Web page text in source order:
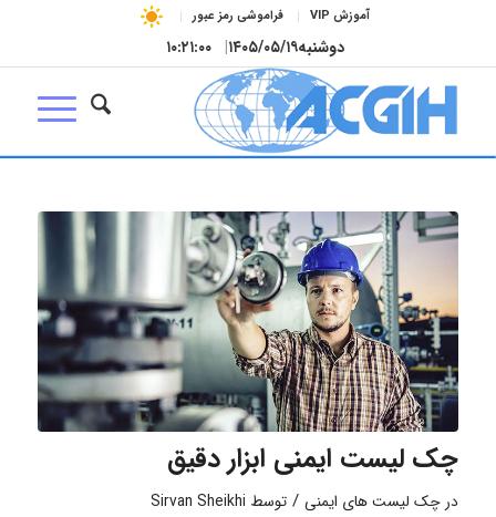
آموزش VIP فراموشی رمز عبور
دوشنبه۱۴۰۵/۰۵/۱۹| ۱۰:۲۱:۰۱
چک لیست ایمنی ابزار دقیق
در چک لیست های ایمنی / توسط Sirvan Sheikhi